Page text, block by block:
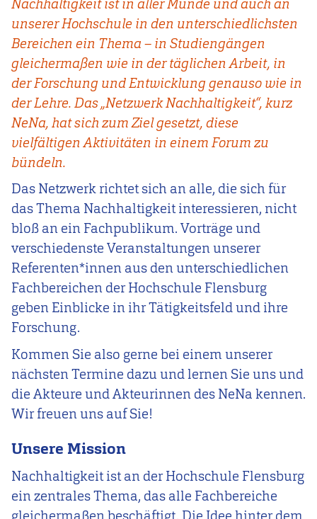
Nachhaltigkeit ist in aller Munde und auch an
unserer Hochschule in den unterschiedlichsten
Bereichen ein Thema – in Studiengängen
gleichermaßen wie in der täglichen Arbeit, in
der Forschung und Entwicklung genauso wie in
der Lehre. Das „Netzwerk Nachhaltigkeit“, kurz
NeNa, hat sich zum Ziel gesetzt, diese
vielfältigen Aktivitäten in einem Forum zu
bündeln.
Das Netzwerk richtet sich an alle, die sich für
das Thema Nachhaltigkeit interessieren, nicht
bloß an ein Fachpublikum. Vorträge und
verschiedenste Veranstaltungen unserer
Referenten*innen aus den unterschiedlichen
Fachbereichen der Hochschule Flensburg
geben Einblicke in ihr Tätigkeitsfeld und ihre
Forschung.
Kommen Sie also gerne bei einem unserer
nächsten Termine dazu und lernen Sie uns und
die Akteure und Akteurinnen des NeNa kennen.
Wir freuen uns auf Sie!
Unsere Mission
Nachhaltigkeit ist an der Hochschule Flensburg
ein zentrales Thema, das alle Fachbereiche